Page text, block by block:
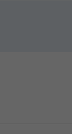
alternance F/H